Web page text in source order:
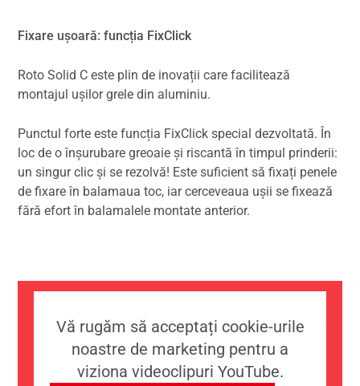
Fixare ușoară: funcția FixClick
Roto Solid C este plin de inovații care facilitează
montajul ușilor grele din aluminiu.
Punctul forte este funcția FixClick special dezvoltată. În
loc de o înșurubare greoaie și riscantă în timpul prinderii:
un singur clic și se rezolvă! Este suficient să fixați penele
de fixare în balamaua toc, iar cerceveaua ușii se fixează
fără efort în balamalele montate anterior.
Vă rugăm să acceptați cookie-urile
noastre de marketing pentru a
viziona videoclipuri YouTube.